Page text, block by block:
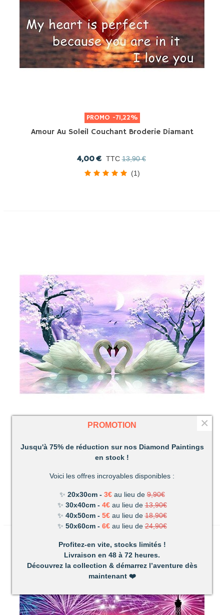
PROMO -71,22%
Amour Au Soleil Couchant Broderie Diamant
4,00 € TTC 13,90 €
(1)
PROMO -73,55%
Amour De Cygnes Diamond Painting
PROMOTION
Jusqu'à 75% de réduction sur nos Diamond Paintings
en stock !
Voici les offres incroyables disponibles :
✨ 20x30cm - 3€au lieu de9,90€
✨ 30x40cm - 4€ au lieu de 13,90€
✨ 40x50cm - 5€ au lieu de18,90€
✨ 50x60cm - 6€ au lieu de 24,90€
Profitez-en vite, stocks limités !
Livraison en 48 à 72 heures.
Découvrez la collection & démarrez l’aventure dès
maintenant❤️
×